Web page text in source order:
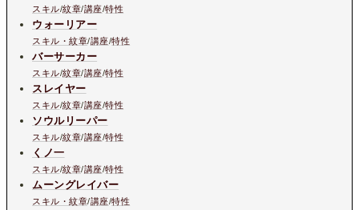
スキル/紋章/講座/特性
ウォーリアー
スキル・紋章/講座/特性
バーサーカー
スキル/紋章/講座/特性
スレイヤー
スキル/紋章/講座/特性
ソウルリーパー
スキル/紋章/講座/特性
くノ一
スキル/紋章/講座/特性
ムーングレイバー
スキル・紋章/講座/特性